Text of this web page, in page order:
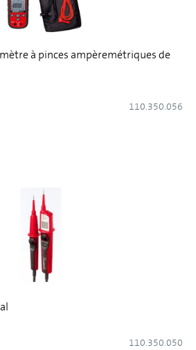
à pinces ampèremétriques de
110.350.056
110.350.050